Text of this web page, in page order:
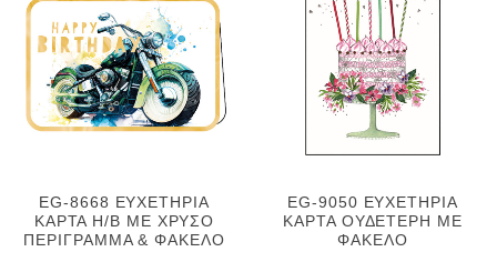
EG-8668 ΕΥΧΕΤΗΡΙΑ
ΚΑΡΤΑ H/B ΜΕ ΧΡΥΣΟ
ΠΕΡΙΓΡΑΜΜΑ & ΦΑΚΕΛΟ
EG-9050 ΕΥΧΕΤΗΡΙΑ
ΚΑΡΤΑ ΟΥΔΕΤΕΡΗ ΜΕ
ΦΑΚΕΛΟ